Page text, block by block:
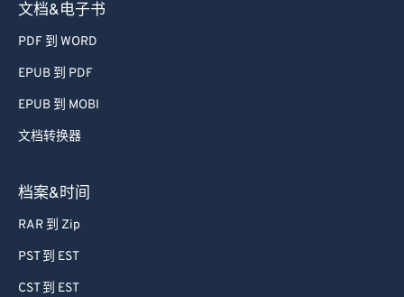
文档&电子书
PDF 到 WORD
EPUB 到 PDF
EPUB 到 MOBI
文档转换器
档案&时间
RAR 到 Zip
PST 到 EST
CST 到 EST